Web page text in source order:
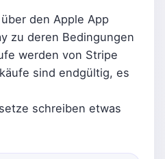
den Apple App
zu deren Bedingungen
werden von Stripe
sind endgültig, es
schreiben etwas